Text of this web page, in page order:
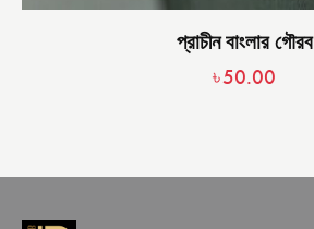
প্রাচীন বাংলার গৌরব
৳50.00